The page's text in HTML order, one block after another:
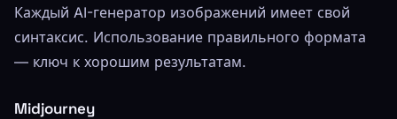
Каждый AI-генератор изображений имеет свой
синтаксис. Использование правильного формата
— ключ к хорошим результатам.
Midjourney